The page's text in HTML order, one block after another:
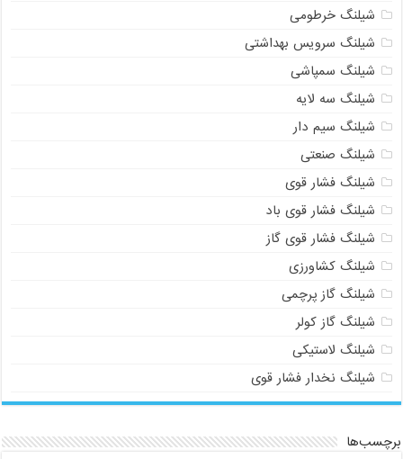
شیلنگ خرطومی
شیلنگ سرویس بهداشتی
شیلنگ سمپاشی
شیلنگ سه لایه
شیلنگ سیم دار
شیلنگ صنعتی
شیلنگ فشار قوی
شیلنگ فشار قوی باد
شیلنگ فشار قوی گاز
شیلنگ کشاورزی
شیلنگ گاز پرچمی
شیلنگ گاز کولر
شیلنگ لاستیکی
شیلنگ نخدار فشار قوی
برچسب‌ها